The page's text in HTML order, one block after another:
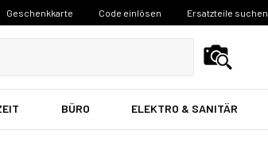
Geschenkkarte Code einlösen Ersatzteile suchen
BÜRO ELEKTRO & SANITÄR